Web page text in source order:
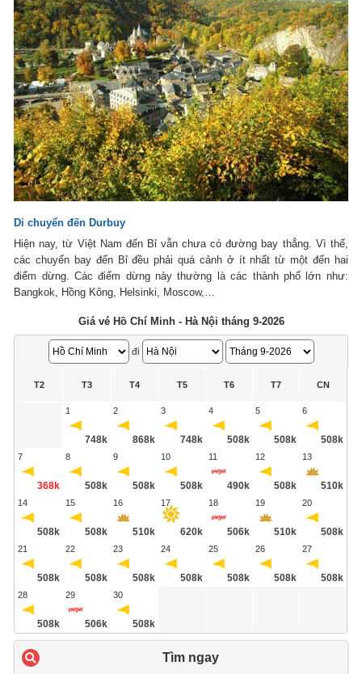
Di chuyển đến Durbuy
Hiện nay, từ Việt Nam đến Bỉ vẫn chưa có đường bay thẳng. Vì thế,
các chuyến bay đến Bỉ đều phải quá cảnh ở ít nhất từ một đến hai
điểm dừng. Các điểm dừng này thường là các thành phố lớn như:
Bangkok, Hồng Kông, Helsinki, Moscow,…
Giá vé Hồ Chí Minh - Hà Nội tháng 9-2026
đi
T2 T3 T4 T5 T6 T7 CN
1
748k
2
868k
3
748k
4
508k
5
508k
6
508k
7
368k
8
508k
9
508k
10
508k
11
490k
12
508k
13
510k
14
508k
15
508k
16
510k
17
620k
18
506k
19
510k
20
508k
21
508k
22
508k
23
508k
24
508k
25
508k
26
508k
27
508k
28
508k
29
506k
30
508k
Tìm ngay